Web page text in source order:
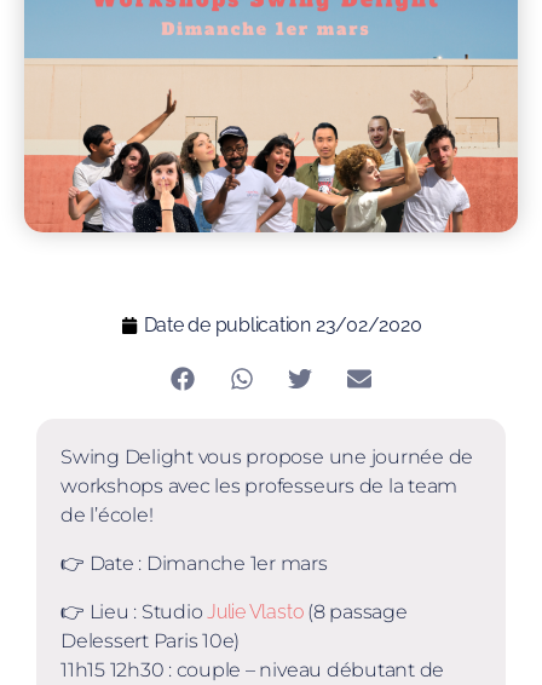
Date de publication 23/02/2020
Swing Delight vous propose une journée de
workshops avec les professeurs de la team
de l’école!
👉 Date : Dimanche 1er mars
👉 Lieu : StudioJulie Vlasto(8 passage
Delessert Paris 10e)
11h15 12h30 : couple – niveau débutant de